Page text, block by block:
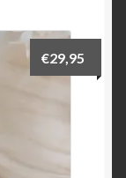
€29,95